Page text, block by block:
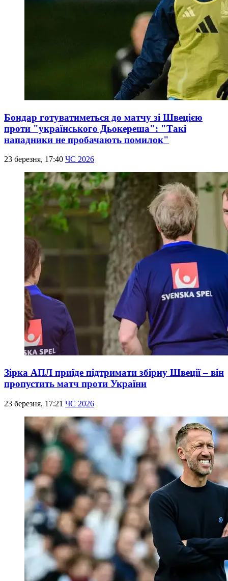
Бондар готуватиметься до матчу зі Швецією
проти "українського Дьокереша": "Такі
нападники не пробачають помилок"
23 березня, 17:40 ЧС 2026
Зірка АПЛ приїде підтримати збірну Швеції – він
пропустить матч проти України
23 березня, 17:21 ЧС 2026